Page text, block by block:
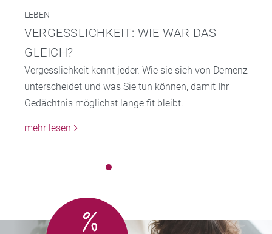
LEBEN
VERGESSLICHKEIT: WIE WAR DAS
GLEICH?
Vergesslichkeit kennt jeder. Wie sie sich von Demenz
unterscheidet und was Sie tun können, damit Ihr
Gedächtnis möglichst lange fit bleibt.
mehr lesen